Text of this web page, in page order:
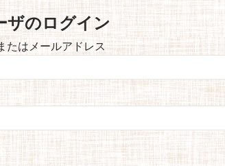
ザのログイン
たはメールアドレス